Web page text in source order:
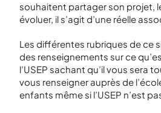
souhaitent partager son projet,
évoluer, il s’agit d’une réelle
Les différentes rubriques de ce
des renseignements sur ce
l’USEP sachant qu’il vous sera
vous renseigner auprès de
enfants même si l’USEP n’est